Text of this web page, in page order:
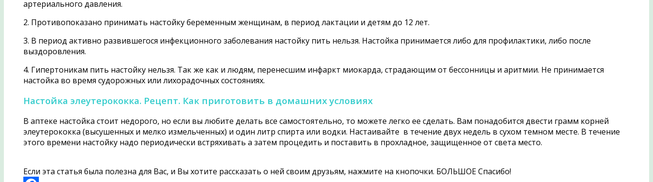
артериального давления.
2. Противопоказано принимать настойку беременным женщинам, в период лактации и детям до 12 лет.
3. В период активно развившегося инфекционного заболевания настойку пить нельзя. Настойка принимается либо для профилактики, либо после
выздоровления.
4. Гипертоникам пить настойку нельзя. Так же как и людям, перенесшим инфаркт миокарда, страдающим от бессонницы и аритмии. Не принимается
настойка во время судорожных или лихорадочных состояниях.
Настойка элеутерококка. Рецепт. Как приготовить в домашних условиях
В аптеке настойка стоит недорого, но если вы любите делать все самостоятельно, то можете легко ее сделать. Вам понадобится двести грамм корней
элеутерококка (высушенных и мелко измельченных) и один литр спирта или водки. Настаивайте в течение двух недель в сухом темном месте. В течение
этого времени настойку надо периодически встряхивать а затем процедить и поставить в прохладное, защищенное от света место.
Если эта статья была полезна для Вас, и Вы хотите рассказать о ней своим друзьям, нажмите на кнопочки. БОЛЬШОЕ Спасибо!